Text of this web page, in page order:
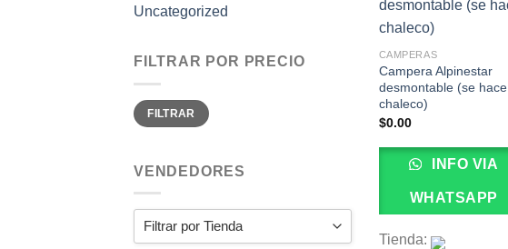
Uncategorized
FILTRAR POR PRECIO
Precio
mínimo
Precio
máximo
FILTRAR
VENDEDORES
CAMPERAS
Campera Alpinestar
desmontable (se hace
chaleco)
$0.00
INFO VIA
WHATSAPP
Tienda: